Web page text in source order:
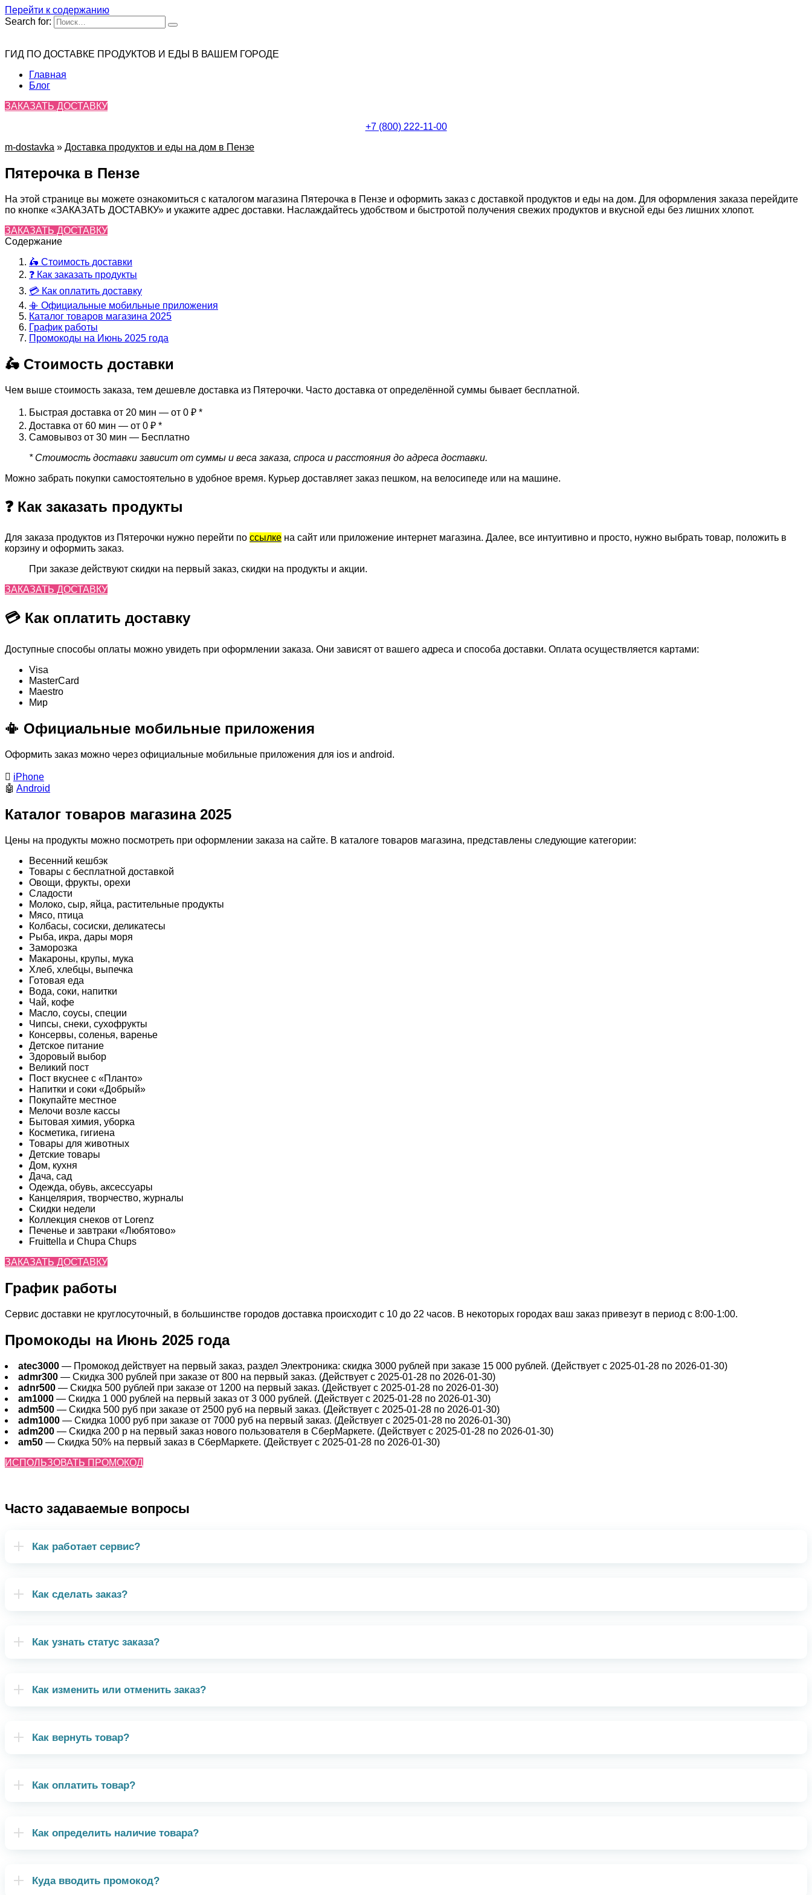
Перейти к содержанию
Search for:
ГИД ПО ДОСТАВКЕ ПРОДУКТОВ И ЕДЫ В ВАШЕМ ГОРОДЕ
Главная
Блог
ЗАКАЗАТЬ ДОСТАВКУ
+7 (800) 222-11-00
m-dostavka » Доставка продуктов и еды на дом в Пензе
Пятерочка в Пензе
На этой странице вы можете ознакомиться с каталогом магазина Пятерочка в Пензе и оформить заказ с доставкой продуктов и еды на дом. Для оформления заказа перейдите
по кнопке «ЗАКАЗАТЬ ДОСТАВКУ» и укажите адрес доставки. Наслаждайтесь удобством и быстротой получения свежих продуктов и вкусной еды без лишних хлопот.
ЗАКАЗАТЬ ДОСТАВКУ
Содержание
🛵 Стоимость доставки
❓ Как заказать продукты
💳 Как оплатить доставку
📳 Официальные мобильные приложения
Каталог товаров магазина 2025
График работы
Промокоды на Июнь 2025 года
🛵 Стоимость доставки
Чем выше стоимость заказа, тем дешевле доставка из Пятерочки. Часто доставка от определённой суммы бывает бесплатной.
Быстрая доставка от 20 мин — от 0 ₽ *
Доставка от 60 мин — от 0 ₽ *
Самовывоз от 30 мин — Бесплатно
* Стоимость доставки зависит от суммы и веса заказа, спроса и расстояния до адреса доставки.
Можно забрать покупки самостоятельно в удобное время. Курьер доставляет заказ пешком, на велосипеде или на машине.
❓ Как заказать продукты
Для заказа продуктов из Пятерочки нужно перейти по ссылке на сайт или приложение интернет магазина. Далее, все интуитивно и просто, нужно выбрать товар, положить в
корзину и оформить заказ.
При заказе действуют скидки на первый заказ, скидки на продукты и акции.
ЗАКАЗАТЬ ДОСТАВКУ
💳 Как оплатить доставку
Доступные способы оплаты можно увидеть при оформлении заказа. Они зависят от вашего адреса и способа доставки. Оплата осуществляется картами:
Visa
MasterСard
Maestro
Мир
📳 Официальные мобильные приложения
Оформить заказ можно через официальные мобильные приложения для ios и android.
 iPhone
🤖 Android
Каталог товаров магазина 2025
Цены на продукты можно посмотреть при оформлении заказа на сайте. В каталоге товаров магазина, представлены следующие категории:
Весенний кешбэк
Товары с бесплатной доставкой
Овощи, фрукты, орехи
Сладости
Молоко, сыр, яйца, растительные продукты
Мясо, птица
Колбасы, сосиски, деликатесы
Рыба, икра, дары моря
Заморозка
Макароны, крупы, мука
Хлеб, хлебцы, выпечка
Готовая еда
Вода, соки, напитки
Чай, кофе
Масло, соусы, специи
Чипсы, снеки, сухофрукты
Консервы, соленья, варенье
Детское питание
Здоровый выбор
Великий пост
Пост вкуснее с «Планто»
Напитки и соки «Добрый»
Покупайте местное
Мелочи возле кассы
Бытовая химия, уборка
Косметика, гигиена
Товары для животных
Детские товары
Дом, кухня
Дача, сад
Одежда, обувь, аксессуары
Канцелярия, творчество, журналы
Скидки недели
Коллекция снеков от Lorenz
Печенье и завтраки «Любятово»
Fruittella и Chupa Chups
ЗАКАЗАТЬ ДОСТАВКУ
График работы
Сервис доставки не круглосуточный, в большинстве городов доставка происходит с 10 до 22 часов. В некоторых городах ваш заказ привезут в период с 8:00-1:00.
Промокоды на Июнь 2025 года
atec3000 — Промокод действует на первый заказ, раздел Электроника: скидка 3000 рублей при заказе 15 000 рублей. (Действует с 2025-01-28 по 2026-01-30)
admr300 — Скидка 300 рублей при заказе от 800 на первый заказ. (Действует с 2025-01-28 по 2026-01-30)
adnr500 — Скидка 500 рублей при заказе от 1200 на первый заказ. (Действует с 2025-01-28 по 2026-01-30)
am1000 — Скидка 1 000 рублей на первый заказ от 3 000 рублей. (Действует с 2025-01-28 по 2026-01-30)
adm500 — Скидка 500 руб при заказе от 2500 руб на первый заказ. (Действует с 2025-01-28 по 2026-01-30)
adm1000 — Скидка 1000 руб при заказе от 7000 руб на первый заказ. (Действует с 2025-01-28 по 2026-01-30)
adm200 — Cкидка 200 р на первый заказ нового пользователя в СберМаркете. (Действует с 2025-01-28 по 2026-01-30)
am50 — Скидка 50% на первый заказ в СберМаркете. (Действует с 2025-01-28 по 2026-01-30)
ИСПОЛЬЗОВАТЬ ПРОМОКОД
Часто задаваемые вопросы
Как работает сервис?
Как сделать заказ?
Как узнать статус заказа?
Как изменить или отменить заказ?
Как вернуть товар?
Как оплатить товар?
Как определить наличие товара?
Куда вводить промокод?